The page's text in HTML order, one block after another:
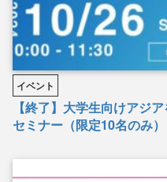
イベント
【終了】大学生向けアジ
セミナー（限定10名のみ）